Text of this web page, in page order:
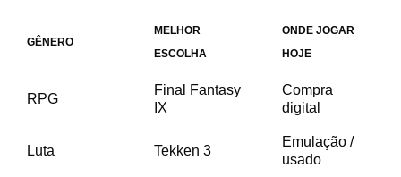
GÊNERO
MELHOR
ESCOLHA
ONDE JOGAR
HOJE
RPG
Final Fantasy
IX
Compra
digital
Luta Tekken 3
Emulação /
usado